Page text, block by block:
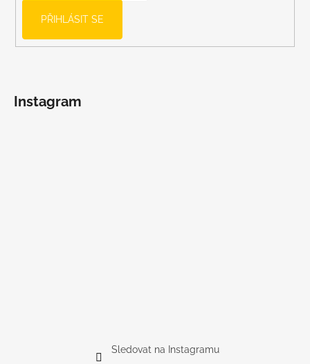
PŘIHLÁSIT SE
Instagram
Sledovat na Instagramu